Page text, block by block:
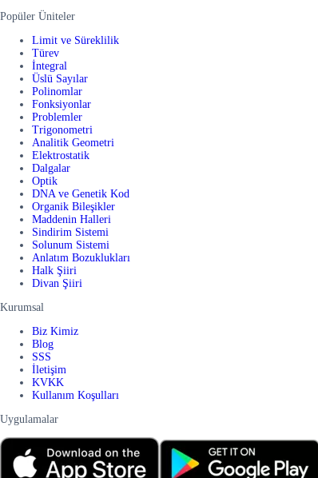
Popüler Üniteler
Limit ve Süreklilik
Türev
İntegral
Üslü Sayılar
Polinomlar
Fonksiyonlar
Problemler
Trigonometri
Analitik Geometri
Elektrostatik
Dalgalar
Optik
DNA ve Genetik Kod
Organik Bileşikler
Maddenin Halleri
Sindirim Sistemi
Solunum Sistemi
Anlatım Bozuklukları
Halk Şiiri
Divan Şiiri
Kurumsal
Biz Kimiz
Blog
SSS
İletişim
KVKK
Kullanım Koşulları
Uygulamalar